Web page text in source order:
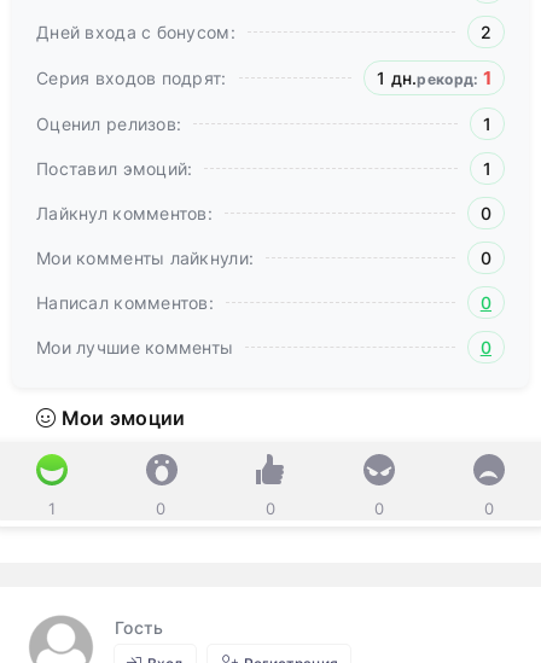
Дней входа с бонусом: 2
Серия входов подрят: 1 дн.рекорд: 1
Оценил релизов: 1
Поставил эмоций: 1
Лайкнул комментов: 0
Мои комменты лайкнули: 0
Написал комментов: 0
Мои лучшие комменты 0
Мои эмоции
1 0 0 0 0
Гость